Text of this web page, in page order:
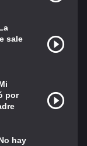
sale
por
hay